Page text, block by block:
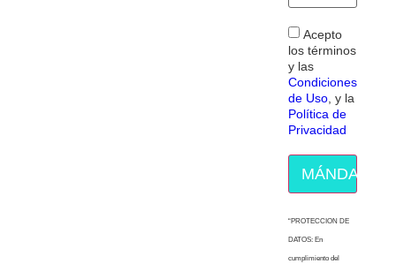
Acepto
los términos
y las
Condiciones
de Uso, y la
Política de
Privacidad
MÁNDAME
“PROTECCION DE
DATOS: En
cumplimiento del